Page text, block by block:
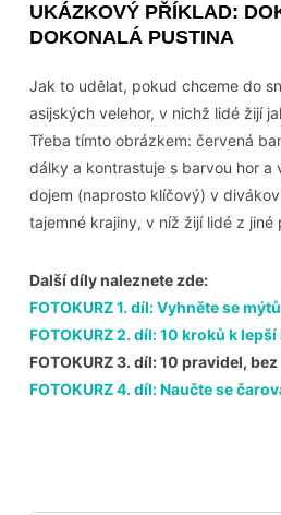
UKÁZKOVÝ PŘÍKLAD:
DOKONALÁ PUSTINA
Jak to udělat, pokud chceme do
asijských velehor, v nichž lidé žijí
Třeba tímto obrázkem: červená
dálky a kontrastuje s barvou hor a
dojem (naprosto klíčový) v
tajemné krajiny, v níž žijí lidé z jiné
Další díly naleznete zde:
FOTOKURZ 1. díl: Vyhněte se
FOTOKURZ 2. díl: 10 kroků k
FOTOKURZ 3. díl: 10 pravidel,
FOTOKURZ 4. díl: Naučte se